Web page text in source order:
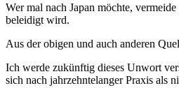
Wer mal nach Japan möchte,
beleidigt wird.
Aus der obigen und auch anderen
Ich werde zukünftig dieses Unwort
sich nach jahrzehntelanger Praxis als